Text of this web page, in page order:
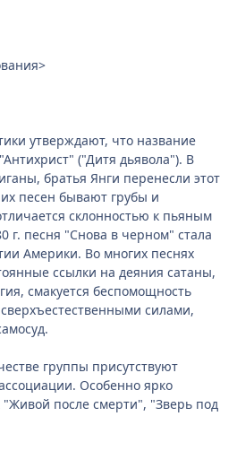
утверждают, что название
("Дитя дьявола"). В
братья Янги перенесли этот
песен бывают грубы и
склонностью к пьяным
г. песня "Снова в черном" стала
Америки. Во многих песнях
ссылки на деяния сатаны,
смакуется беспомощность
силами,
группы присутствуют
Особенно ярко
после смерти", "Зверь под